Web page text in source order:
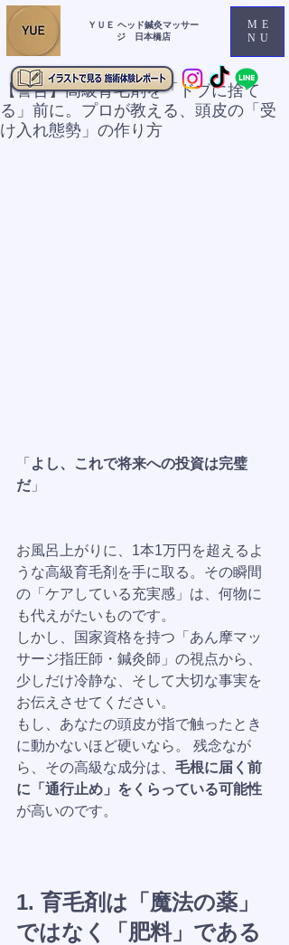
ＹＵＥ ヘッド鍼灸マッサー
ジ 日本橋店
ME
NU
【警告】高級育毛剤を「ドブに捨て
る」前に。プロが教える、頭皮の「受
け入れ態勢」の作り方
「 よし、これで将来への投資は完璧
だ」
お風呂上がりに、1本1万円を超えるよ
うな高級育毛剤を手に取る。その瞬間
の「ケアしている充実感」は、何物に
も代えがたいものです。
しかし、国家資格を持つ「あん摩マッ
サージ指圧師・鍼灸師」の視点から、
少しだけ冷静な、そして大切な事実を
お伝えさせてください。
もし、あなたの頭皮が指で触ったとき
に動かないほど硬いなら。 残念なが
ら、その高級な成分は、 毛根に届く前
に「通行止め」をくらっている可能性
が高いのです。
1. 育毛剤は「魔法の薬」
ではなく「肥料」である